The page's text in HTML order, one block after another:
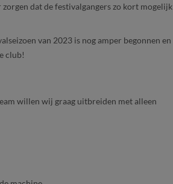
dat de festivalgangers zo kort mogelijk
van 2023 is nog amper begonnen en
club!
willen wij graag uitbreiden met alleen